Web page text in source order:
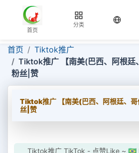
首页
分类
当前
首页
Tiktok推广
Tiktok推广 【南美(巴西、阿根廷
粉丝|赞
Tiktok推广 【南美(巴西、阿根廷、哥
丝|赞
Tiktok推广 TikTok - 点赞Like ~